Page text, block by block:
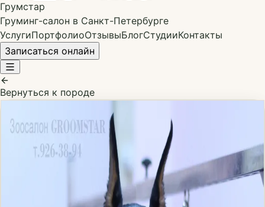
Грумстар
Груминг-салон в Санкт-Петербурге
УслугиПортфолиоОтзывыБлогСтудииКонтакты
Записаться онлайн
Вернуться к породе